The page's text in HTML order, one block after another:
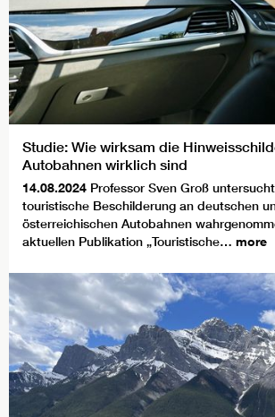
Studie: Wie wirksam die
Autobahnen wirklich sind
14.08.2024 Professor Sven Groß
touristische Beschilderung an deutschen
österreichischen Autobahnen
aktuellen Publikation „Touristische… more